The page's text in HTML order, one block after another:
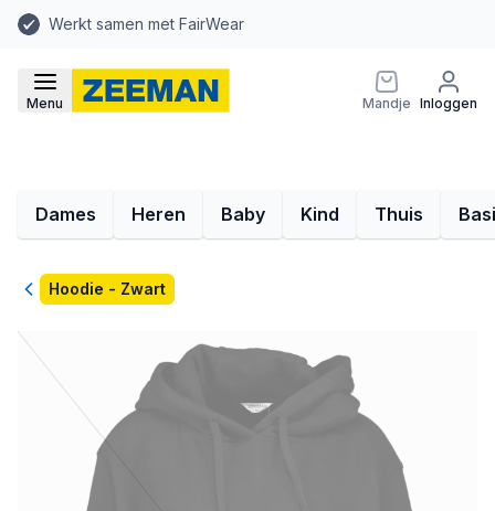
Werkt samen met FairWear
Menu Mandje Inloggen
Dames Heren Baby Kind Thuis
TerugHoodie - Zwart